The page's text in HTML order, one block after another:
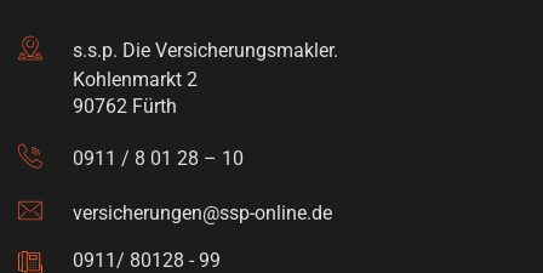
s.s.p. Die Versicherungsmakler.
Kohlenmarkt 2
90762 Fürth
0911 / 8 01 28 – 10
versicherungen@ssp-online.de
0911/ 80128 - 99